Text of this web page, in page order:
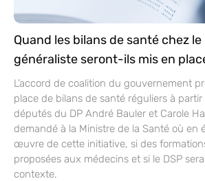
Quand les bilans de santé chez
généraliste seront-ils mis en
L’accord de coalition du gouvernement
place de bilans de santé réguliers à
députés du DP André Bauler et Carole
demandé à la Ministre de la Santé où en
œuvre de cette initiative, si des
proposées aux médecins et si le DSP
contexte.